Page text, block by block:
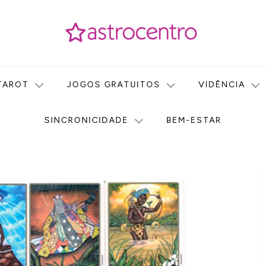
JOGOS GRATUITOS VIDÊNCIA
SINCRONICIDADE BEM-ESTAR